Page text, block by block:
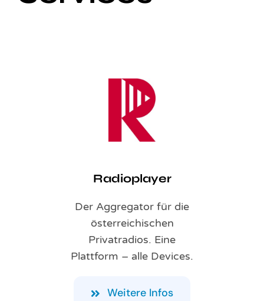
Radioplayer
Der Aggregator für die
österreichischen
Privatradios. Eine
Plattform – alle Devices.
Weitere Infos